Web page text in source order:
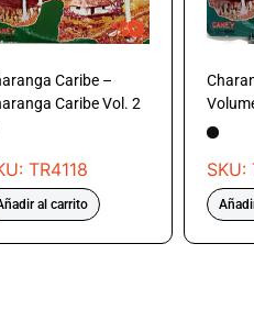
Caribe –
Caribe Vol. 2
TR4118
al carrito
SKU: